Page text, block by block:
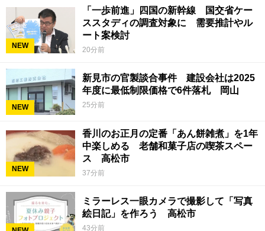
NEW
「一歩前進」四国の新幹線 国交省ケー
ススタディの調査対象に 需要推計やル
ート案検討
20分前
NEW
新見市の官製談合事件 建設会社は2025
年度に最低制限価格で6件落札 岡山
25分前
NEW
香川のお正月の定番「あん餅雑煮」を1年
中楽しめる 老舗和菓子店の喫茶スペー
ス 高松市
37分前
ミラーレス一眼カメラで撮影して「写真
絵日記」を作ろう 高松市
43分前